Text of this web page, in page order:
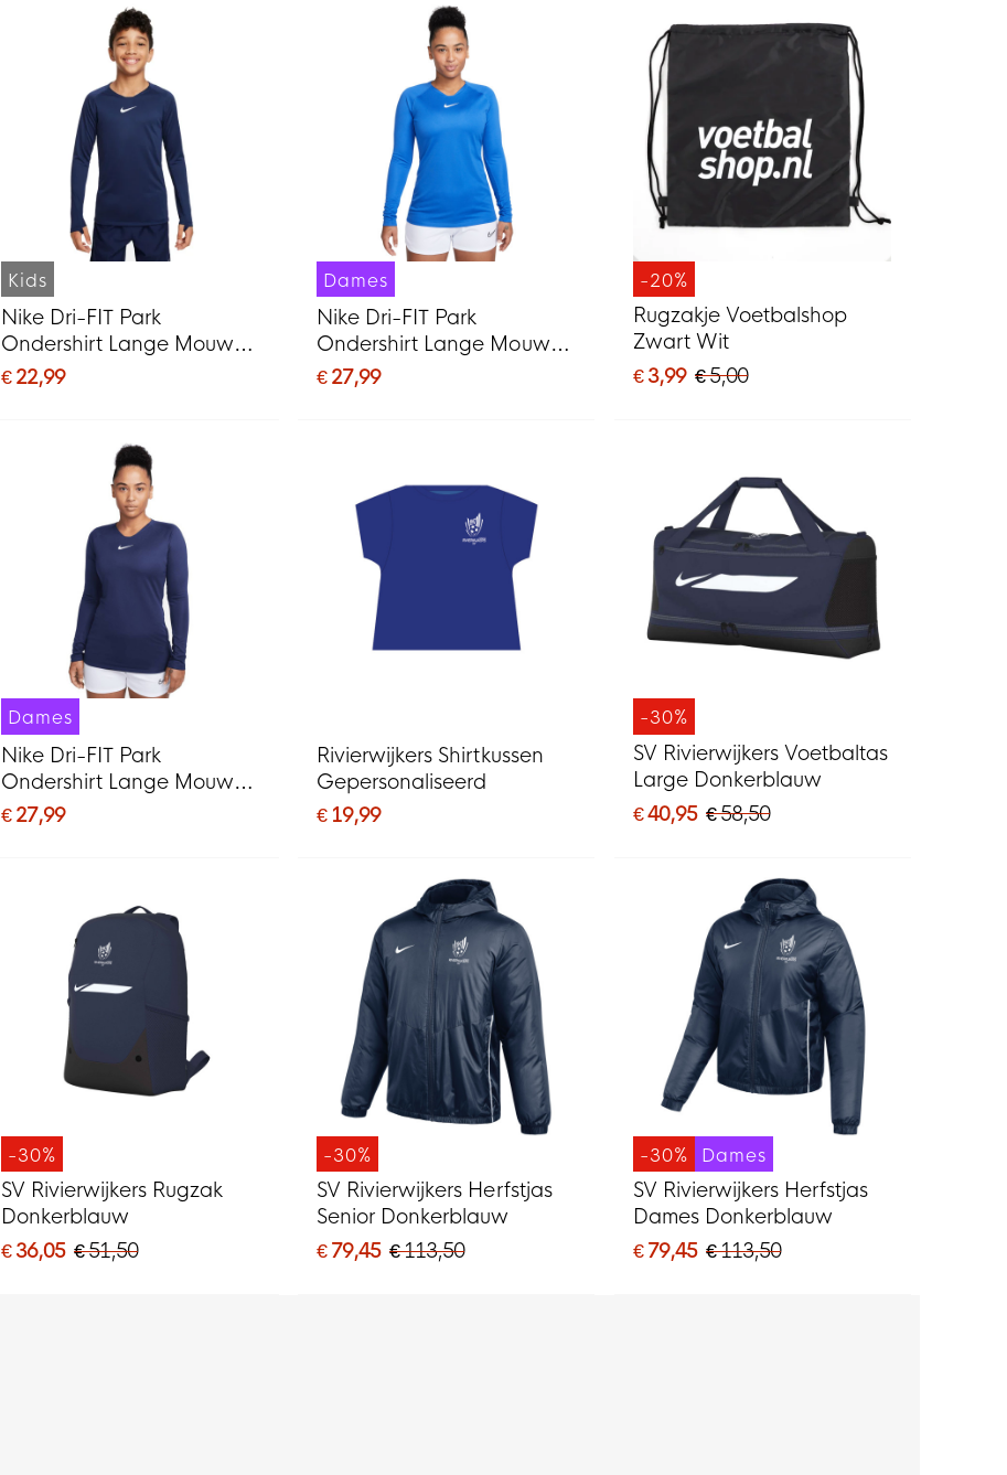
Kids
Nike Dri-FIT Park
Ondershirt Lange Mouwen
Kids Donkerblauw
€ 22,99
Dames
Nike Dri-FIT Park
Ondershirt Lange Mouwen
Dames Blauw Wit
€ 27,99
-20%
Rugzakje Voetbalshop
Zwart Wit
€ 3,99 € 5,00
Dames
Nike Dri-FIT Park
Ondershirt Lange Mouwen
Dames Donkerblauw Wit
€ 27,99
Rivierwijkers Shirtkussen
Gepersonaliseerd
€ 19,99
-30%
SV Rivierwijkers Voetbaltas
Large Donkerblauw
€ 40,95 € 58,50
-30%
SV Rivierwijkers Rugzak
Donkerblauw
€ 36,05 € 51,50
-30%
SV Rivierwijkers Herfstjas
Senior Donkerblauw
€ 79,45 € 113,50
-30% Dames
SV Rivierwijkers Herfstjas
Dames Donkerblauw
€ 79,45 € 113,50